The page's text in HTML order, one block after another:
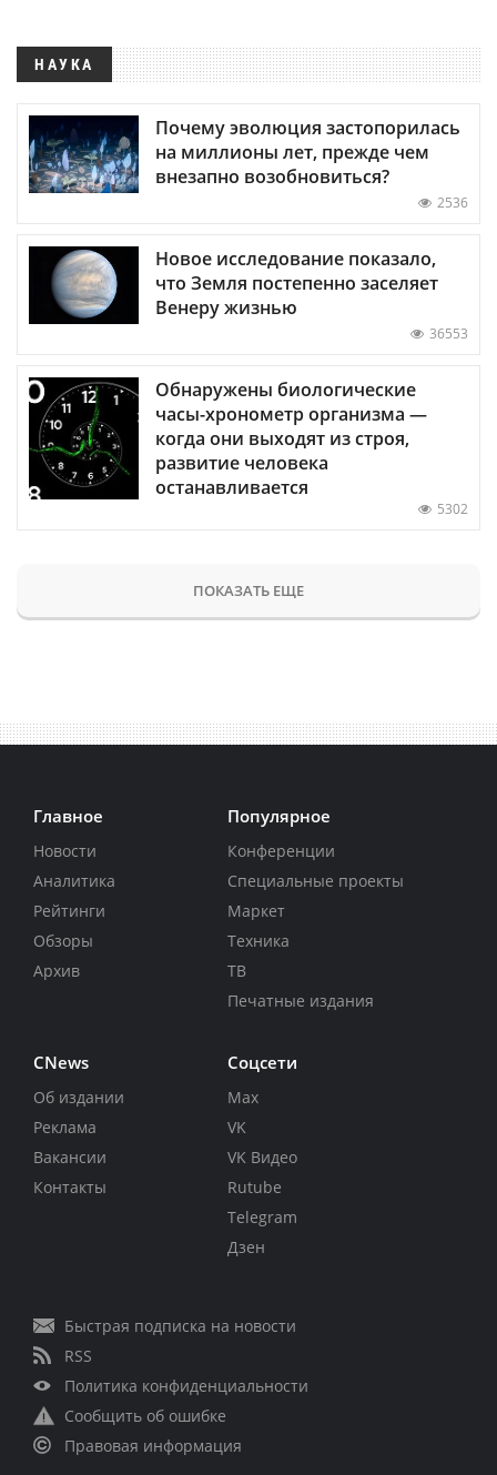
НАУКА
Почему эволюция застопорилась
на миллионы лет, прежде чем
внезапно возобновиться?
2536
Новое исследование показало,
что Земля постепенно заселяет
Венеру жизнью
36553
Обнаружены биологические
часы-хронометр организма —
когда они выходят из строя,
развитие человека
останавливается
5302
ПОКАЗАТЬ ЕЩЕ
Главное
Новости
Аналитика
Рейтинги
Обзоры
Архив
Популярное
Конференции
Специальные проекты
Маркет
Техника
ТВ
Печатные издания
CNews
Об издании
Реклама
Вакансии
Контакты
Соцсети
Max
VK
VK Видео
Rutube
Telegram
Дзен
Быстрая подписка на новости
RSS
Политика конфиденциальности
Сообщить об ошибке
Правовая информация